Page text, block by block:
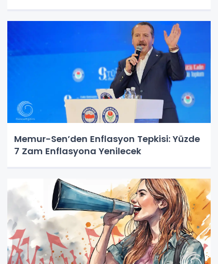
Memur-Sen’den Enflasyon Tepkisi: Yüzde
7 Zam Enflasyona Yenilecek